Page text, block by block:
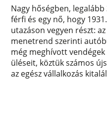
Nagy hőségben,
férfi és egy nő, hogy
utazáson vegyen részt:
menetrend szerinti
még meghívott
üléseit, köztük számos
az egész vállalkozás